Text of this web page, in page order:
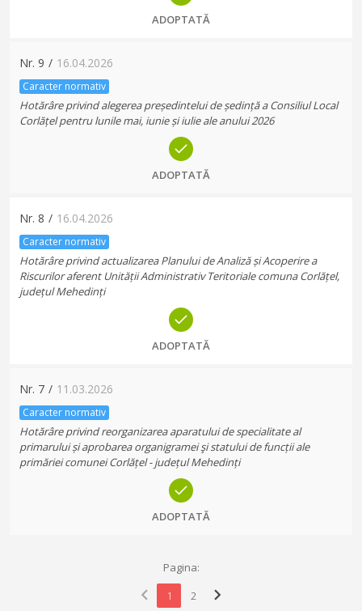
ADOPTATĂ
Nr. 9 / 16.04.2026
Caracter normativ
Hotărâre privind alegerea președintelui de ședință a Consiliul Local
Corlățel pentru lunile mai, iunie și iulie ale anului 2026
ADOPTATĂ
Nr. 8 / 16.04.2026
Caracter normativ
Hotărâre privind actualizarea Planului de Analiză și Acoperire a
Riscurilor aferent Unității Administrativ Teritoriale comuna Corlățel,
județul Mehedinți
ADOPTATĂ
Nr. 7 / 11.03.2026
Caracter normativ
Hotărâre privind reorganizarea aparatului de specialitate al
primarului și aprobarea organigramei şi statului de funcții ale
primăriei comunei Corlățel - județul Mehedinți
ADOPTATĂ
Pagina:
chevron_left 1 2 chevron_right